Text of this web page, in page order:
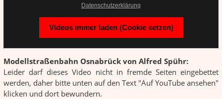
Datenschutzerklärung
Videos immer laden (Cookie setzen)
Modellstraßenbahn Osnabrück von Alfred Spühr:
Leider darf dieses Video nicht in fremde Seiten eingebettet
werden, daher bitte unten auf den Text "Auf YouTube ansehen"
klicken und dort bewundern.